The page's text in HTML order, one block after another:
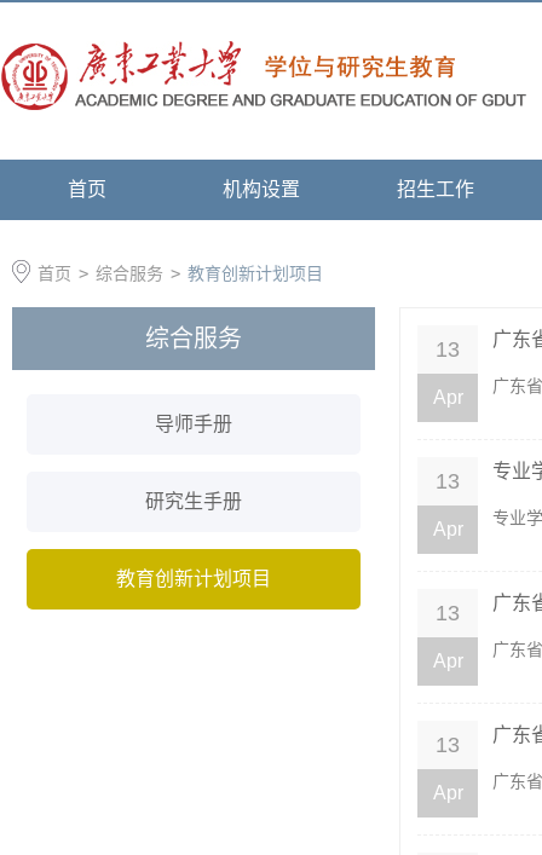
首页 机构设置 招生工作
首页 > 综合服务 > 教育创新计划项目
综合服务
导师手册
研究生手册
教育创新计划项目
13
Apr
广东
广东
13
Apr
专业
专业
13
Apr
广东
广东
13
Apr
广东
广东